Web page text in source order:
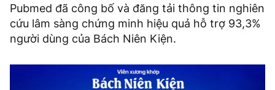
Pubmed đã công bố và đăng tải thông tin nghiên
cứu lâm sàng chứng minh hiệu quả hỗ trợ 93,3%
người dùng của Bách Niên Kiện.